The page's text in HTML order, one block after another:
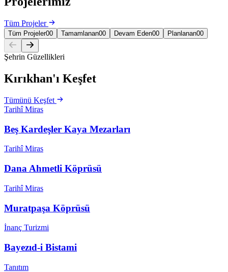
Tüm Projeler
Tüm Projeler00 Tamamlanan00 Devam Eden00 Planlanan00
Şehrin Güzellikleri
Kırıkhan'ı Keşfet
Tümünü Keşfet
Tarihî Miras
Beş Kardeşler Kaya Mezarları
Tarihî Miras
Dana Ahmetli Köprüsü
Tarihî Miras
Muratpaşa Köprüsü
İnanç Turizmi
Bayezıd-i Bistami
Tanıtım